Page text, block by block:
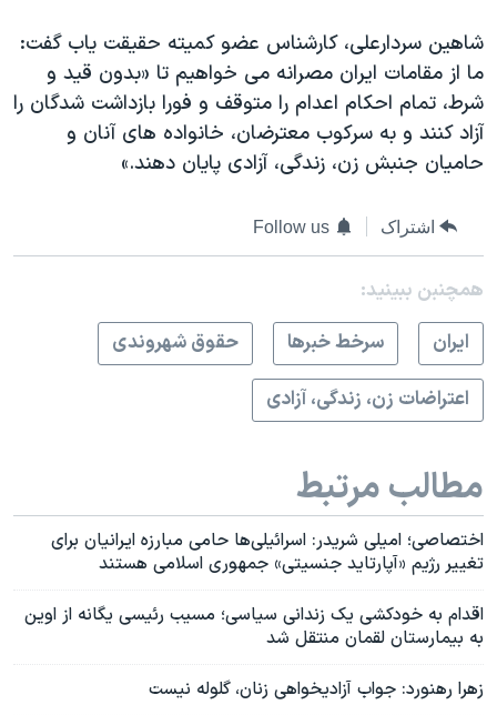
شاهین سردارعلی، کارشناس عضو کمیته حقیقت یاب گفت:
ما از مقامات ایران مصرانه می خواهیم تا «بدون قید و
شرط، تمام احکام اعدام را متوقف و فورا بازداشت شدگان را
آزاد کنند و به سرکوب معترضان، خانواده های آنان و
حامیان جنبش زن، زندگی، آزادی پایان دهند.»
اشتراک Follow us
همچنبن ببینید:
ايران
سرخط خبرها
حقوق شهروندی
اعتراضات زن، زندگی، آزادی
مطالب مرتبط
اختصاصی؛ امیلی شریدر: اسرائیلی‌ها حامی مبارزه ایرانیان برای
تغییر رژیم «آپارتاید جنسیتی» جمهوری اسلامی هستند
اقدام به خودکشی یک زندانی سیاسی؛ مسیب رئیسی یگانه از اوین
به بیمارستان لقمان منتقل شد
زهرا رهنورد: جواب آزادیخواهی زنان، گلوله نیست